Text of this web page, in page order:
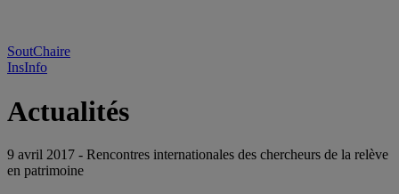
SoutChaire
InsInfo
Actualités
9 avril 2017 - Rencontres internationales des chercheurs de la relève
en patrimoine